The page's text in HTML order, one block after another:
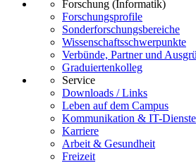
Forschung (Informatik)
Forschungsprofile
Sonderforschungsbereiche
Wissenschaftsschwerpunkte
Verbünde, Partner und
Graduiertenkolleg
Service
Downloads / Links
Leben auf dem Campus
Kommunikation & IT-Dienste
Karriere
Arbeit & Gesundheit
Freizeit